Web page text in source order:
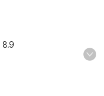
8.9